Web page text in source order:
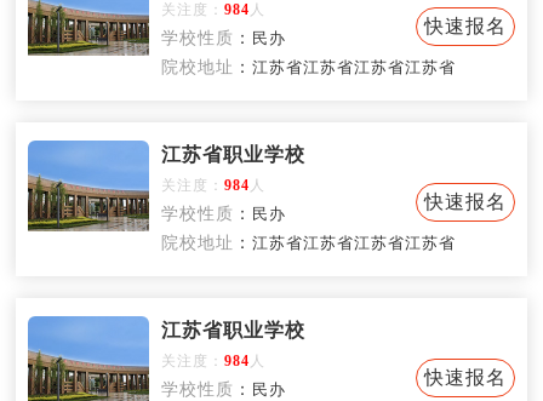
关注度：984 人
快速报名
学校性质 ： 民办
院校地址 ：江苏省江苏省江苏省江苏省
江苏省职业学校
关注度：984 人
快速报名
学校性质 ： 民办
院校地址 ：江苏省江苏省江苏省江苏省
江苏省职业学校
关注度：984 人
快速报名
学校性质 ： 民办